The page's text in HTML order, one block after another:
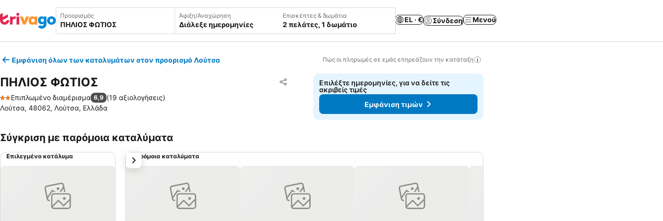
Προορισμός Άφιξη/Αναχώρηση
Διάλεξε ημερομηνίες
Επισκέπτες & δωμάτια
2 πελάτες, 1 δωμάτιο
EL · € Σύνδεση Μενού
Εμφάνιση όλων των καταλυμάτων στον προορισμό Λούτσα Πώς οι πληρωμές σε εμάς επηρεάζουν την κατάταξη
ΠΗΛΙΟΣ ΦΩΤΙΟΣ Κοινοποίηση
Προσθήκη στα αγαπημένα
2 Αστέρια
Επιπλωμένο διαμέρισμα 6,9 (19 αξιολογήσεις)
Λούτσα, 48062, Λούτσα, Ελλάδα
Επιλέξτε ημερομηνίες, για να δείτε τις
ακριβείς τιμές
Εμφάνιση τιμών
Σύγκριση με παρόμοια καταλύματα
Επιλεγμένο κατάλυμα Παρόμοια καταλύματα
επόμενο